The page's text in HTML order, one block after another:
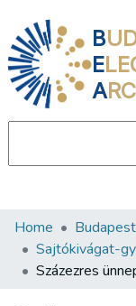
B
E
A
Communities &
All of DSpace
Home
Sajtókivágat-